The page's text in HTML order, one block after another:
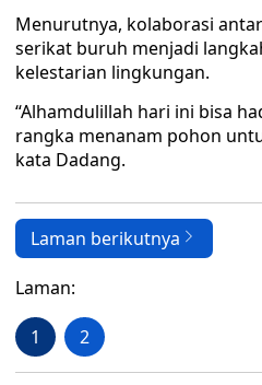
Menurutnya, kolaborasi
serikat buruh menjadi
kelestarian lingkungan.
“Alhamdulillah hari ini bisa
rangka menanam pohon
kata Dadang.
Laman berikutnya
Laman:
1 2